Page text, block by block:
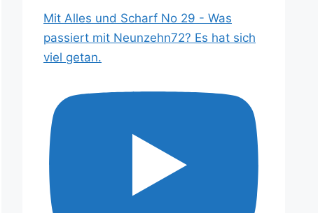
Mit Alles und Scharf No 29 - Was
passiert mit Neunzehn72? Es hat sich
viel getan.